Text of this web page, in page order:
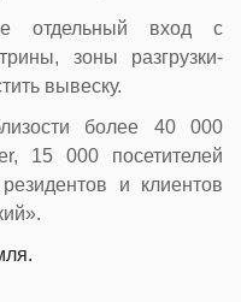
отдельный вход с
зоны разгрузки-
вывеску.
более 40 000
15 000 посетителей
и клиентов